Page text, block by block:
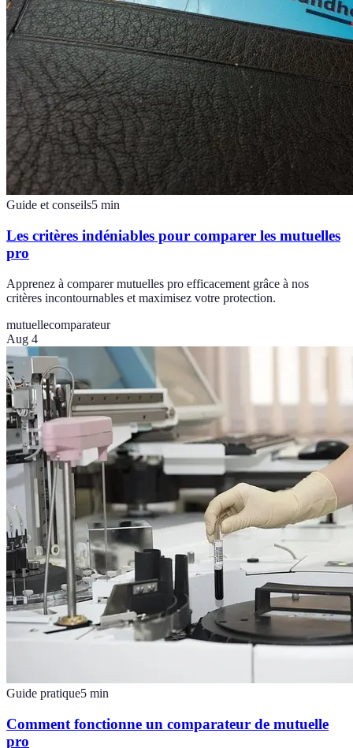
Guide et conseils5 min
Les critères indéniables pour comparer les mutuelles
pro
Apprenez à comparer mutuelles pro efficacement grâce à nos
critères incontournables et maximisez votre protection.
mutuellecomparateur
Aug 4
Guide pratique5 min
Comment fonctionne un comparateur de mutuelle
pro